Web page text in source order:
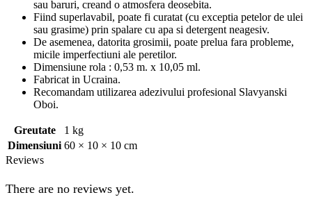
sau baruri, creand o atmosfera deosebita.
Fiind superlavabil, poate fi curatat (cu exceptia petelor de ulei
sau grasime) prin spalare cu apa si detergent neagesiv.
De asemenea, datorita grosimii, poate prelua fara probleme,
micile imperfectiuni ale peretilor.
Dimensiune rola : 0,53 m. x 10,05 ml.
Fabricat in Ucraina.
Recomandam utilizarea adezivului profesional Slavyanski
Oboi.
Greutate
1 kg
Dimensiuni 60 × 10 × 10 cm
Reviews
There are no reviews yet.